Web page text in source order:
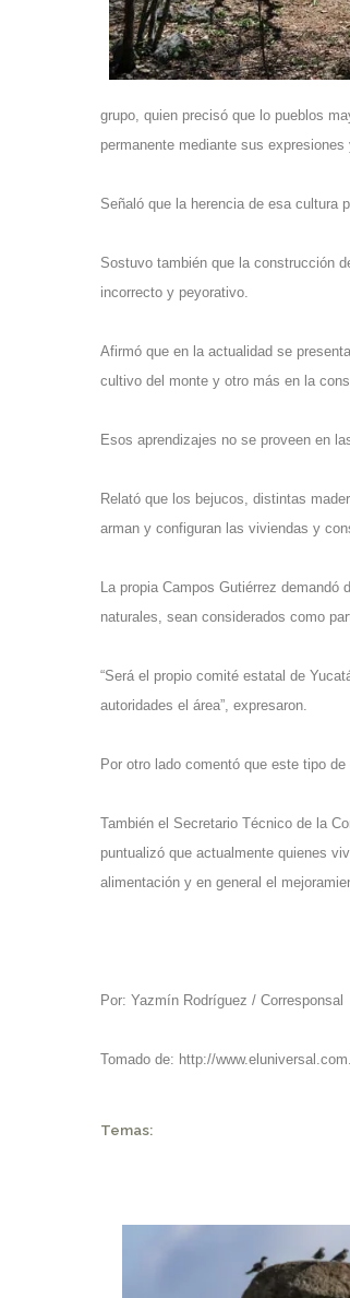
grupo, quien precisó que lo pueblos
permanente mediante sus
Señaló que la herencia de esa cultura
Sostuvo también que la construcción
incorrecto y peyorativo.
Afirmó que en la actualidad se
cultivo del monte y otro más en la
Esos aprendizajes no se proveen en
Relató que los bejucos, distintas
arman y configuran las viviendas y
La propia Campos Gutiérrez
naturales, sean considerados como
“Será el propio comité estatal de
autoridades el área”, expresaron.
Por otro lado comentó que este tipo
También el Secretario Técnico de la
puntualizó que actualmente quienes
alimentación y en general el
Por: Yazmín Rodríguez / Corresponsal
Tomado de: http://
Temas: